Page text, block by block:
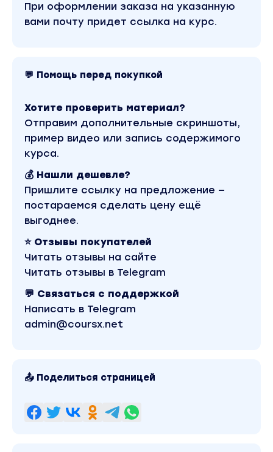
При оформлении заказа на указанную
вами почту придет ссылка на курс.
💬 Помощь перед покупкой
Хотите проверить материал?
Отправим дополнительные скриншоты,
пример видео или запись содержимого
курса.
💰 Нашли дешевле?
Пришлите ссылку на предложение —
постараемся сделать цену ещё
выгоднее.
⭐ Отзывы покупателей
Читать отзывы на сайте
Читать отзывы в Telegram
💬 Связаться с поддержкой
Написать в Telegram
admin@coursx.net
📤 Поделиться страницей